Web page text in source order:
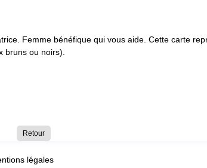
Femme bénéfique qui vous aide. Cette carte
bruns ou noirs).
Retour
légales